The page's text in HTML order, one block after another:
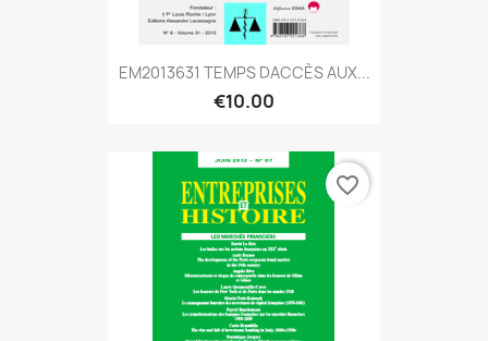
EM2013631 TEMPS DACCÈS AUX...
€10.00
favorite_border